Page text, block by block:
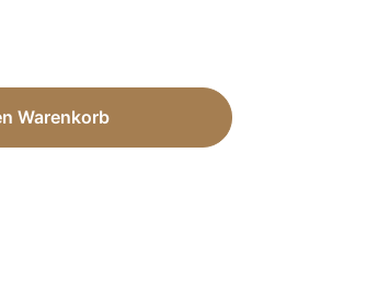
Wert ein oder
Warenkorb